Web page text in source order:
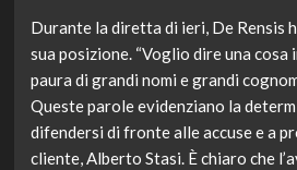
Durante la diretta di ieri, De Rensis
sua posizione. “Voglio dire una cosa
paura di grandi nomi e grandi
Queste parole evidenziano la
difendersi di fronte alle accuse e a
cliente, Alberto Stasi. È chiaro che